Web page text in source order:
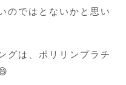
のではとないかと思い
グは、ポリリンプラチ